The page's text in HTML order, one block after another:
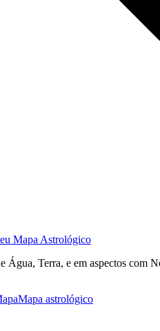
Mapa Astrológico
Terra, e em aspectos com
Mapa astrológico